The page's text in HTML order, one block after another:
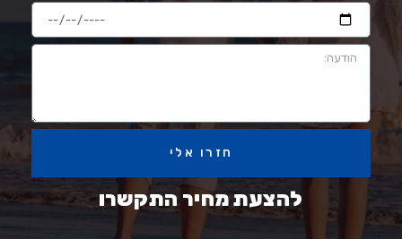
חזרו אלי
להצעת מחיר התקשרו